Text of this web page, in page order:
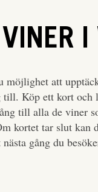
att
Köp ett kort
till alla de viner
kortet tar slut kan
gång du